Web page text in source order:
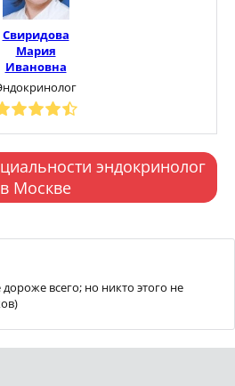
Свиридова
Мария
Ивановна
эндокринолог
в Москве
всего; но никто этого не